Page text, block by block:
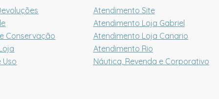
Conservação
Uso
Atendimento Site
Atendimento Loja Gabriel
Atendimento Loja Canario
Atendimento Rio
Náutica, Revenda e Corporativo